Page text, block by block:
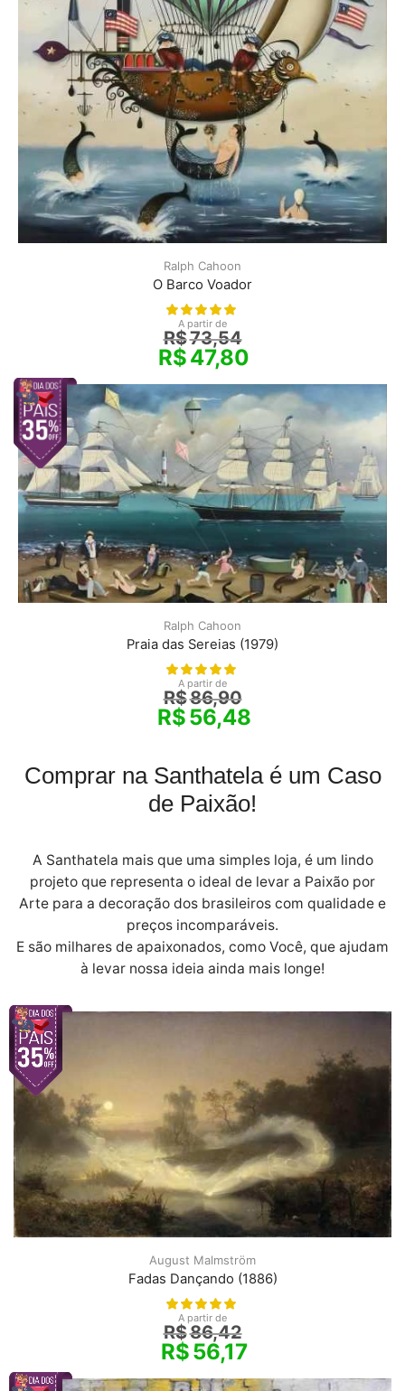
Ralph Cahoon
O Barco Voador
A partir de
R$73,54
R$47,80
Ralph Cahoon
Praia das Sereias (1979)
A partir de
R$86,90
R$56,48
Comprar na Santhatela é um Caso
de Paixão!
A Santhatela mais que uma simples loja, é um lindo
projeto que representa o ideal de levar a Paixão por
Arte para a decoração dos brasileiros com qualidade e
preços incomparáveis.
E são milhares de apaixonados, como Você, que ajudam
à levar nossa ideia ainda mais longe!
August Malmström
Fadas Dançando (1886)
A partir de
R$86,42
R$56,17